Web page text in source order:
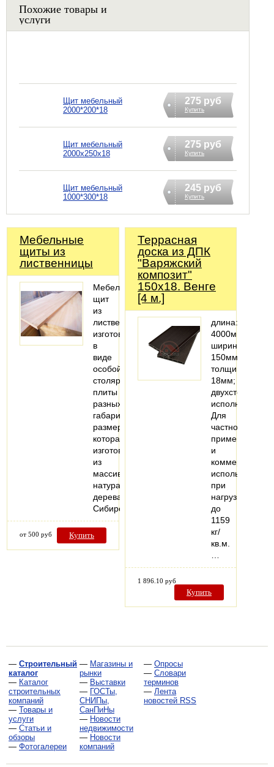
Похожие товары и
услуги
Щит мебельный
2000*200*18
275 руб
Купить
Щит мебельный
2000х250х18
275 руб
Купить
Щит мебельный
1000*300*18
245 руб
Купить
Мебельные
щиты из
лиственницы
Мебельный
щит
из
лиственницы
изготовлен
в
виде
особой
столярной
плиты
разных
габаритных
размеров,
которая
изготовлена
из
массива
натурального
дерева
Сибирская…
от 500 руб Купить
Террасная
доска из ДПК
"Варяжский
композит"
150х18. Венге
[4 м.]
длина:
4000мм;
ширина:
150мм;
толщина:
18мм;
двухстороннее
исполнение
Для
частного
применения
и
коммерческого
использования
при
нагрузках
до
1159
кг/
кв.м.
1 896.10 руб
Купить
— Строительный
каталог
— Каталог
строительных
компаний
— Товары и
услуги
— Статьи и
обзоры
— Фотогалереи
— Магазины и
рынки
— Выставки
— ГОСТы,
СНИПы,
СанПиНы
— Новости
недвижимости
— Новости
компаний
— Опросы
— Словари
терминов
— Лента
новостей RSS